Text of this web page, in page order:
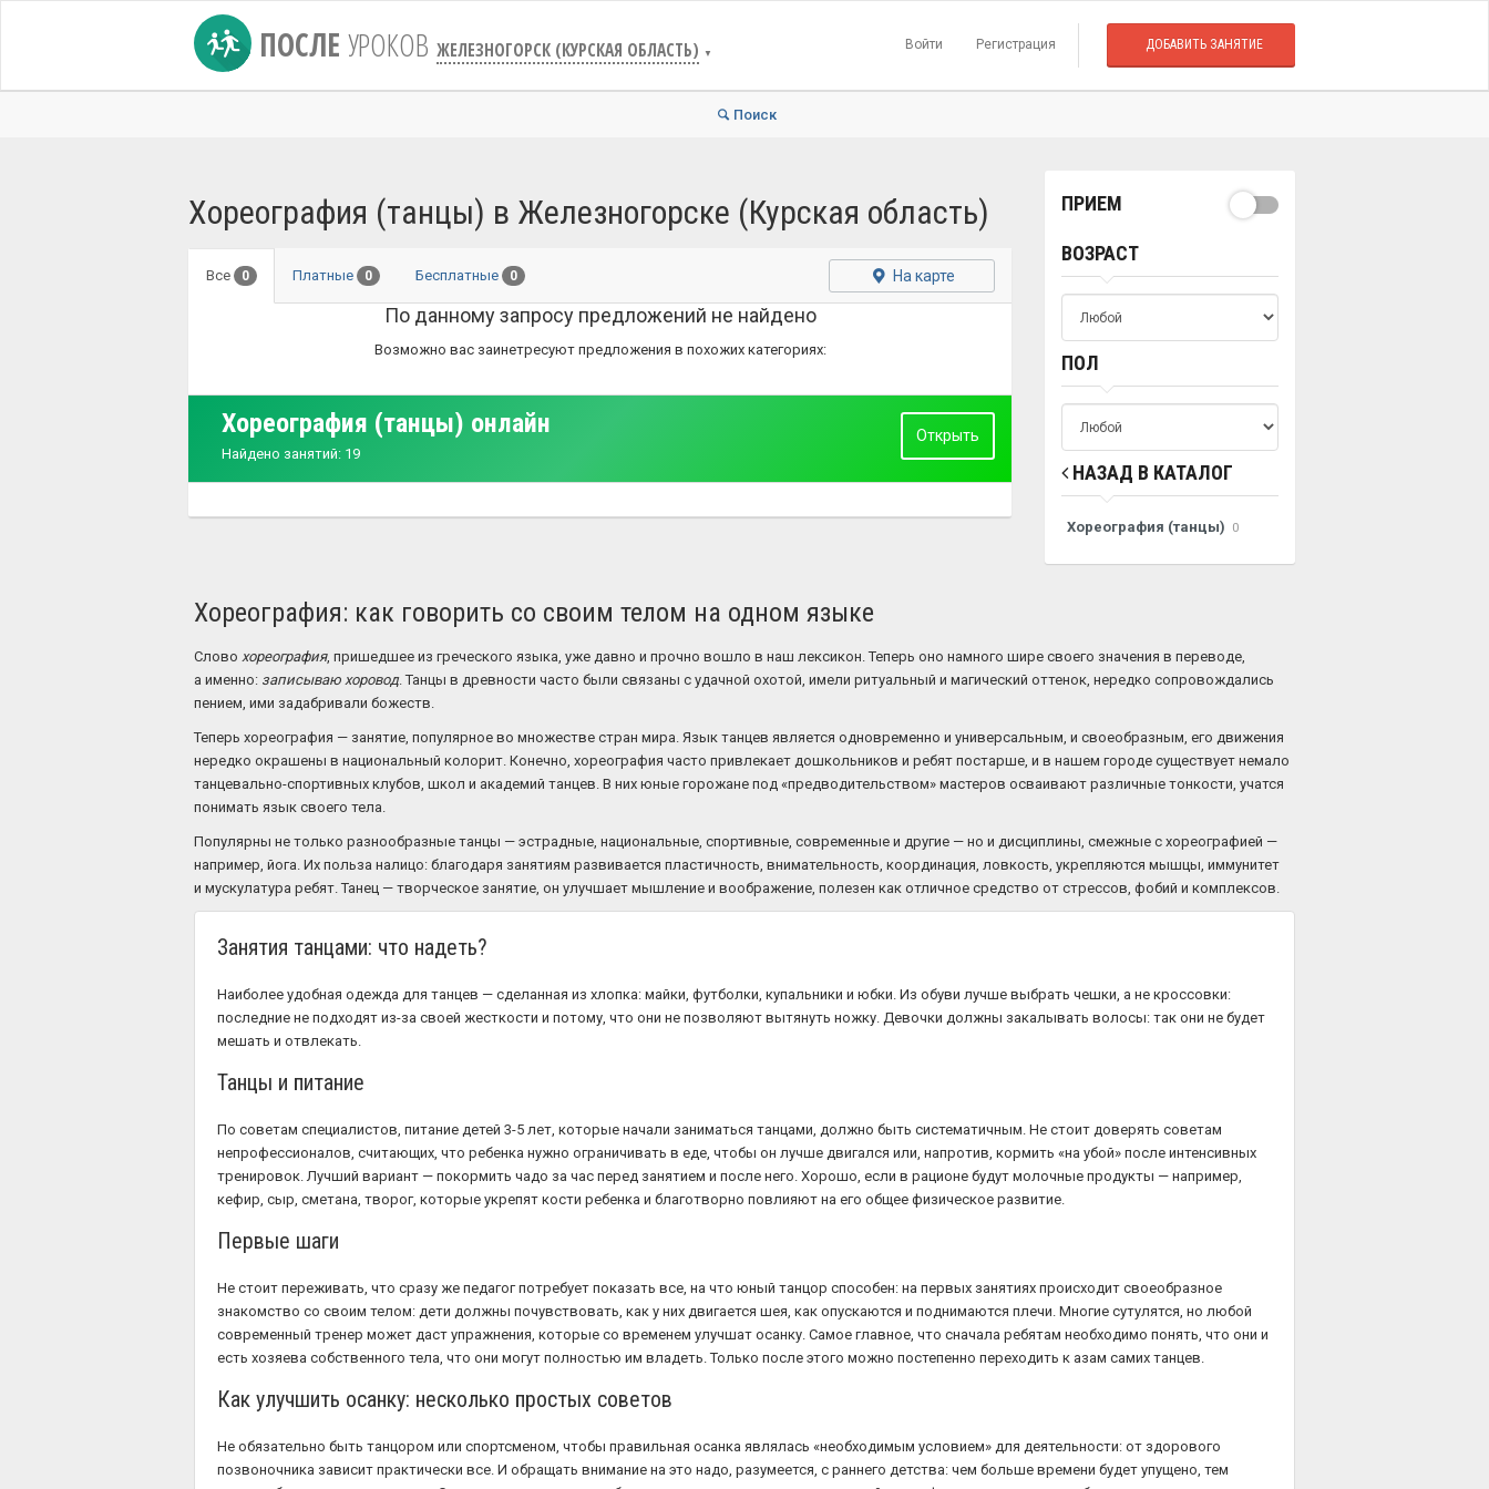
ПОСЛЕ УРОКОВ ЖЕЛЕЗНОГОРСК (КУРСКАЯ ОБЛАСТЬ) ▼
Войти Регистрация ДОБАВИТЬ ЗАНЯТИЕ
Поиск
Хореография (танцы) в Железногорске (Курская область)
Все 0 Платные 0 Бесплатные 0 На карте
По данному запросу предложений не найдено
Возможно вас заинетресуют предложения в похожих категориях:
Хореография (танцы) онлайн
Найдено занятий: 19
Открыть
ПРИЕМ
ВОЗРАСТ
ПОЛ
НАЗАД В КАТАЛОГ
Хореография (танцы) 0
Хореография: как говорить со своим телом на одном языке
Слово хореография, пришедшее из греческого языка, уже давно и прочно вошло в наш лексикон. Теперь оно намного шире своего значения в переводе,
а именно: записываю хоровод. Танцы в древности часто были связаны с удачной охотой, имели ритуальный и магический оттенок, нередко сопровождались
пением, ими задабривали божеств.
Теперь хореография — занятие, популярное во множестве стран мира. Язык танцев является одновременно и универсальным, и своеобразным, его движения
нередко окрашены в национальный колорит. Конечно, хореография часто привлекает дошкольников и ребят постарше, и в нашем городе существует немало
танцевально-спортивных клубов, школ и академий танцев. В них юные горожане под «предводительством» мастеров осваивают различные тонкости, учатся
понимать язык своего тела.
Популярны не только разнообразные танцы — эстрадные, национальные, спортивные, современные и другие — но и дисциплины, смежные с хореографией —
например, йога. Их польза налицо: благодаря занятиям развивается пластичность, внимательность, координация, ловкость, укрепляются мышцы, иммунитет
и мускулатура ребят. Танец — творческое занятие, он улучшает мышление и воображение, полезен как отличное средство от стрессов, фобий и комплексов.
Занятия танцами: что надеть?
Наиболее удобная одежда для танцев — сделанная из хлопка: майки, футболки, купальники и юбки. Из обуви лучше выбрать чешки, а не кроссовки:
последние не подходят из-за своей жесткости и потому, что они не позволяют вытянуть ножку. Девочки должны закалывать волосы: так они не будет
мешать и отвлекать.
Танцы и питание
По советам специалистов, питание детей 3-5 лет, которые начали заниматься танцами, должно быть систематичным. Не стоит доверять советам
непрофессионалов, считающих, что ребенка нужно ограничивать в еде, чтобы он лучше двигался или, напротив, кормить «на убой» после интенсивных
тренировок. Лучший вариант — покормить чадо за час перед занятием и после него. Хорошо, если в рационе будут молочные продукты — например,
кефир, сыр, сметана, творог, которые укрепят кости ребенка и благотворно повлияют на его общее физическое развитие.
Первые шаги
Не стоит переживать, что сразу же педагог потребует показать все, на что юный танцор способен: на первых занятиях происходит своеобразное
знакомство со своим телом: дети должны почувствовать, как у них двигается шея, как опускаются и поднимаются плечи. Многие сутулятся, но любой
современный тренер может даст упражнения, которые со временем улучшат осанку. Самое главное, что сначала ребятам необходимо понять, что они и
есть хозяева собственного тела, что они могут полностью им владеть. Только после этого можно постепенно переходить к азам самих танцев.
Как улучшить осанку: несколько простых советов
Не обязательно быть танцором или спортсменом, чтобы правильная осанка являлась «необходимым условием» для деятельности: от здорового
позвоночника зависит практически все. И обращать внимание на это надо, разумеется, с раннего детства: чем больше времени будет упущено, тем